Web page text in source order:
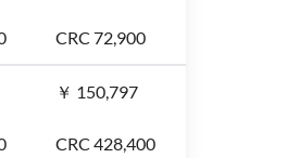
CRC 72,900
￥ 150,797
CRC 428,400